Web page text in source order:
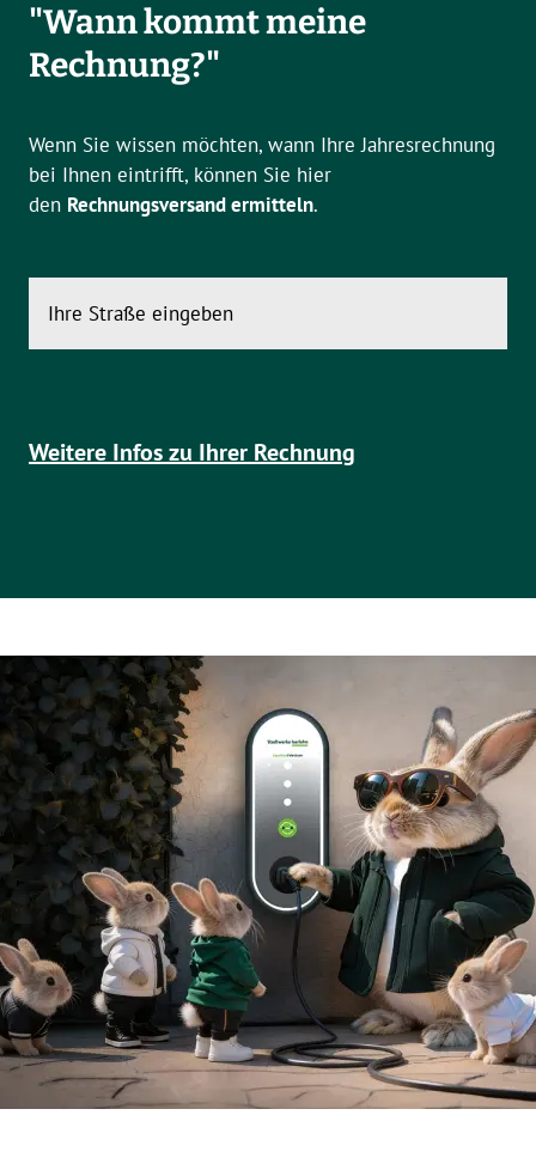
"Wann kommt meine
Rechnung?"
Wenn Sie wissen möchten, wann Ihre Jahresrechnung
bei Ihnen eintrifft, können Sie hier
den Rechnungsversand ermitteln.
Weitere Infos zu Ihrer Rechnung